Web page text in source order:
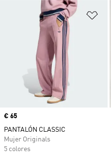
Precio
€ 65
PANTALÓN CLASSIC
Mujer Originals
5 colores